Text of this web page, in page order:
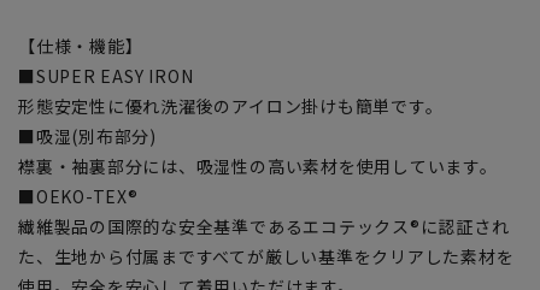
【仕様・機能】
■SUPER EASY IRON
形態安定性に優れ洗濯後のアイロン掛けも簡単です。
■吸湿(別布部分)
襟裏・袖裏部分には、吸湿性の高い素材を使用しています。
■OEKO-TEX®
繊維製品の国際的な安全基準であるエコテックス®に認証され
た、生地から付属まですべてが厳しい基準をクリアした素材を